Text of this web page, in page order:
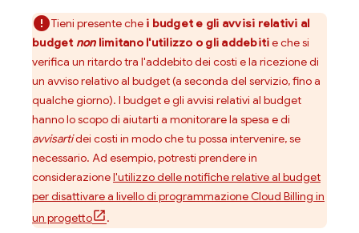
Tieni presente che i budget e gli avvisi relativi al
budget nonlimitano l'utilizzo o gli addebitie che si
verifica un ritardo tra l'addebito dei costi e la ricezione di
un avviso relativo al budget (a seconda del servizio, fino a
qualche giorno). I budget e gli avvisi relativi al budget
hanno lo scopo di aiutarti a monitorare la spesa e di
avvisartidei costi in modo che tu possa intervenire, se
necessario. Ad esempio, potresti prendere in
considerazionel'utilizzo delle notifiche relative al budget
per disattivare a livello di programmazioneCloud Billing in
un progetto
.